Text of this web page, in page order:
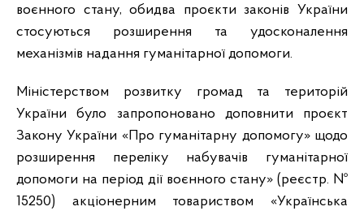
воєнного стану, обидва проєкти законів України
стосуються розширення та удосконалення
механізмів надання гуманітарної допомоги.
Міністерством розвитку громад та територій
України було запропоновано доповнити проєкт
Закону України «Про гуманітарну допомогу» щодо
розширення переліку набувачів гуманітарної
допомоги на період дії воєнного стану» (реєстр. №
15250) акціонерним товариством «Українська